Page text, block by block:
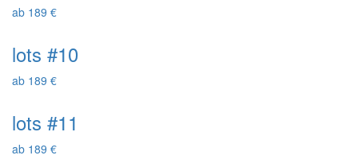
ab 189 €
lots #10
ab 189 €
lots #11
ab 189 €